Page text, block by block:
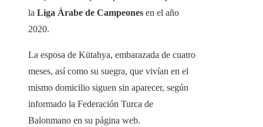
la Liga Árabe de Campeones en el año
2020.
La esposa de Kütahya, embarazada de cuatro
meses, así como su suegra, que vivían en el
mismo domicilio siguen sin aparecer, según
informado la Federación Turca de
Balonmano en su página web.